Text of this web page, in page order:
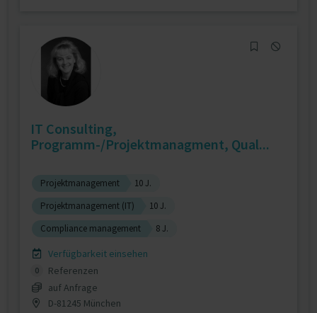
IT Consulting,
Programm-/Projektmanagment, Qual...
Projektmanagement
10 J.
Projektmanagement (IT)
10 J.
Compliance management
8 J.
Verfügbarkeit einsehen
0
Referenzen
auf Anfrage
D-81245 München